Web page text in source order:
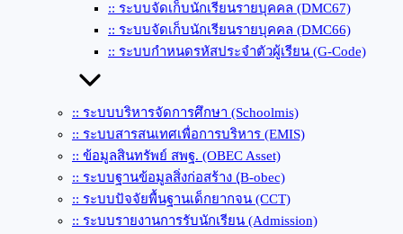
:: ระบบจัดเก็บนักเรียนรายบุคคล (DMC67)
:: ระบบจัดเก็บนักเรียนรายบุคคล (DMC66)
:: ระบบกำหนดรหัสประจำตัวผู้เรียน (G-Code)
:: ระบบบริหารจัดการศึกษา (Schoolmis)
:: ระบบสารสนเทศเพื่อการบริหาร (EMIS)
:: ข้อมูลสินทรัพย์ สพฐ. (OBEC Asset)
:: ระบบฐานข้อมูลสิ่งก่อสร้าง (ฺB-obec)
:: ระบบปัจจัยพื้นฐานเด็กยากจน (CCT)
:: ระบบรายงานการรับนักเรียน (Admission)